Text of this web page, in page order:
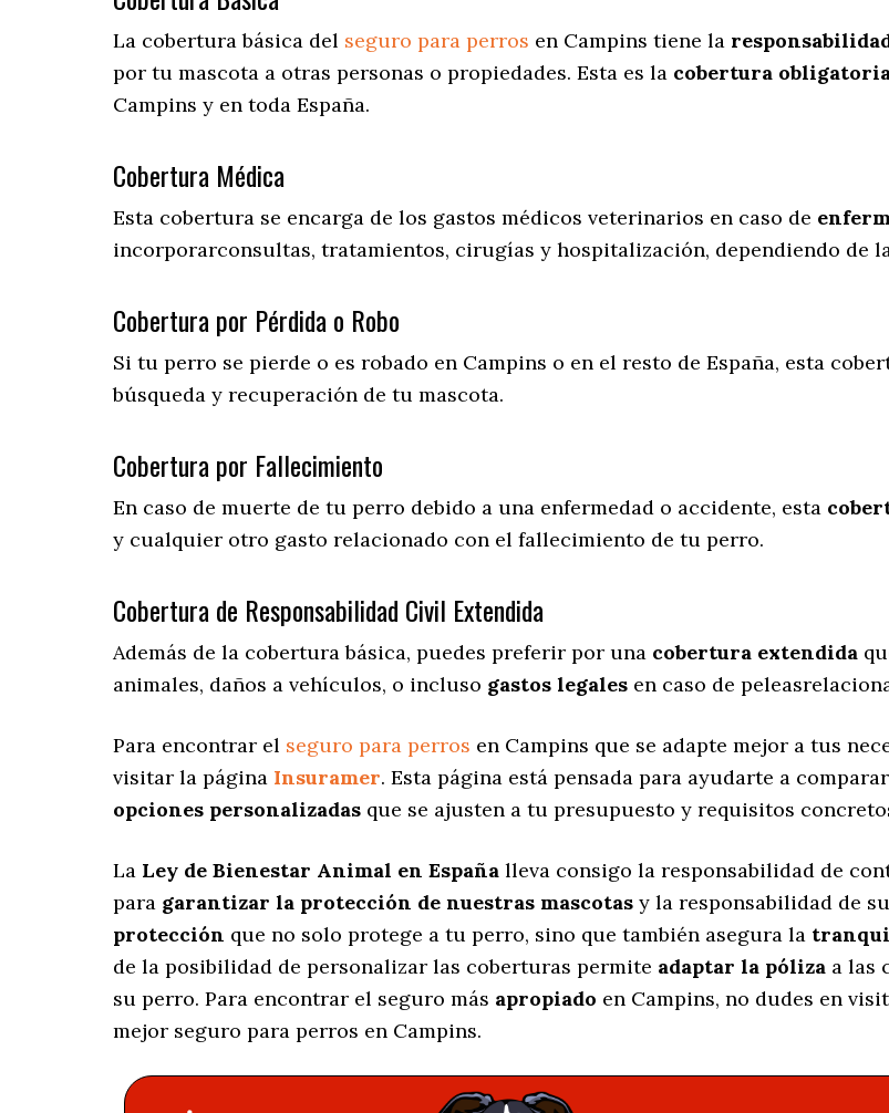
La cobertura básica del seguro para perros en Campins tiene la
por tu mascota a otras personas o propiedades. Esta es la cobertura
Campins y en toda España.
Cobertura Médica
Esta cobertura se encarga de los gastos médicos veterinarios en caso de
incorporarconsultas, tratamientos, cirugías y hospitalización, dependiendo de
Cobertura por Pérdida o Robo
Si tu perro se pierde o es robado en Campins o en el resto de España, esta
búsqueda y recuperación de tu mascota.
Cobertura por Fallecimiento
En caso de muerte de tu perro debido a una enfermedad o accidente, esta
y cualquier otro gasto relacionado con el fallecimiento de tu perro.
Cobertura de Responsabilidad Civil Extendida
Además de la cobertura básica, puedes preferir por una cobertura extendida
animales, daños a vehículos, o incluso gastos legales en caso de
Para encontrar el seguro para perros en Campins que se adapte mejor a tus
visitar la página Insuramer. Esta página está pensada para ayudarte a
opciones personalizadas que se ajusten a tu presupuesto y requisitos
La Ley de Bienestar Animal en España lleva consigo la responsabilidad de
para garantizar la protección de nuestras mascotas y la responsabilidad de
protección que no solo protege a tu perro, sino que también asegura la
de la posibilidad de personalizar las coberturas permite adaptar la póliza a las
su perro. Para encontrar el seguro más apropiado en Campins, no dudes en
mejor seguro para perros en Campins.